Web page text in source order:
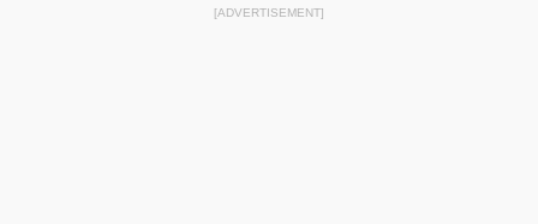
[ADVERTISEMENT]